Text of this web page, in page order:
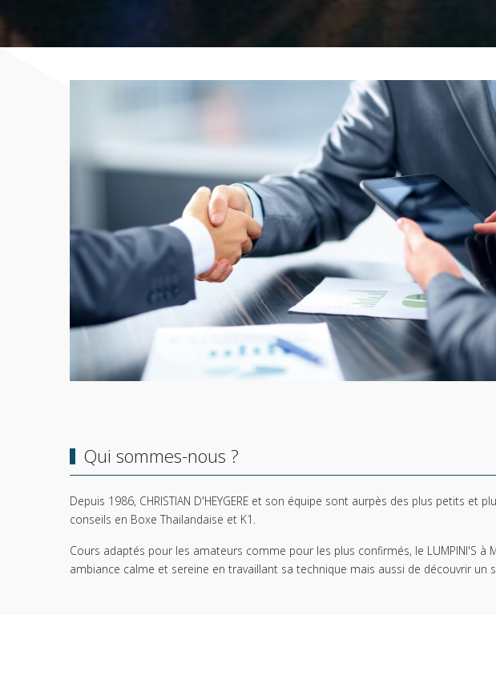
Qui sommes-nous ?
Depuis 1986, CHRISTIAN D'HEYGERE et son équipe sont aurpès des plus petits
conseils en Boxe Thailandaise et K1.
Cours adaptés pour les amateurs comme pour les plus confirmés, le LUMPINI'S à
ambiance calme et sereine en travaillant sa technique mais aussi de découvrir